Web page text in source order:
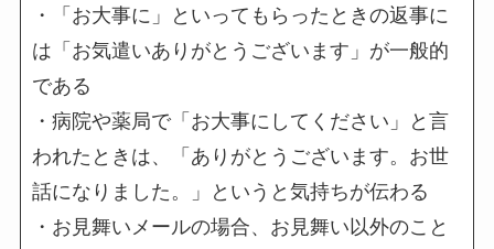
・「お大事に」といってもらったときの返事に
は「お気遣いありがとうございます」が一般的
である
・病院や薬局で「お大事にしてください」と言
われたときは、「ありがとうございます。お世
話になりました。」というと気持ちが伝わる
・お見舞いメールの場合、お見舞い以外のこと